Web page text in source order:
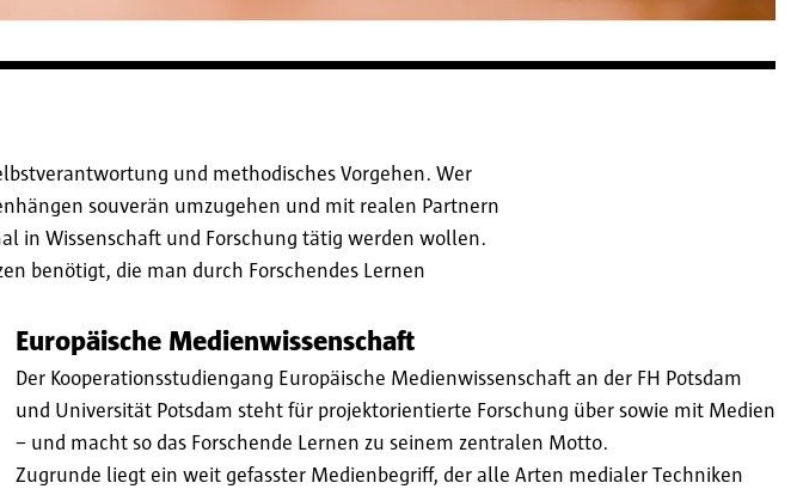
und methodisches Vorgehen. Wer
souverän umzugehen und mit realen Partnern
in Wissenschaft und Forschung tätig werden wollen.
benötigt, die man durch Forschendes Lernen
Europäische Medienwissenschaft
Der Kooperationsstudiengang Europäische Medienwissenschaft an der FH Potsdam
und Universität Potsdam steht für projektorientierte Forschung über sowie mit Medien
– und macht so das Forschende Lernen zu seinem zentralen Motto.
Zugrunde liegt ein weit gefasster Medienbegriff, der alle Arten medialer Techniken